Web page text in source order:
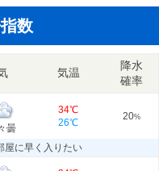
数
気温
降水
確率
曇
34℃
26℃
20%
屋に早く入りたい